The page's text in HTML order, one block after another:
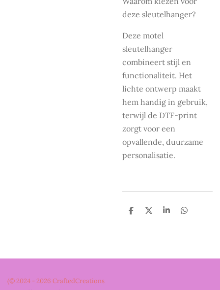
deze sleutelhanger?
Deze motel
sleutelhanger
combineert stijl en
functionaliteit. Het
lichte ontwerp maakt
hem handig in gebruik,
terwijl de DTF-print
zorgt voor een
opvallende, duurzame
personalisatie.
D
D
S
D
(© 2024 - 2026 CraftedCreations